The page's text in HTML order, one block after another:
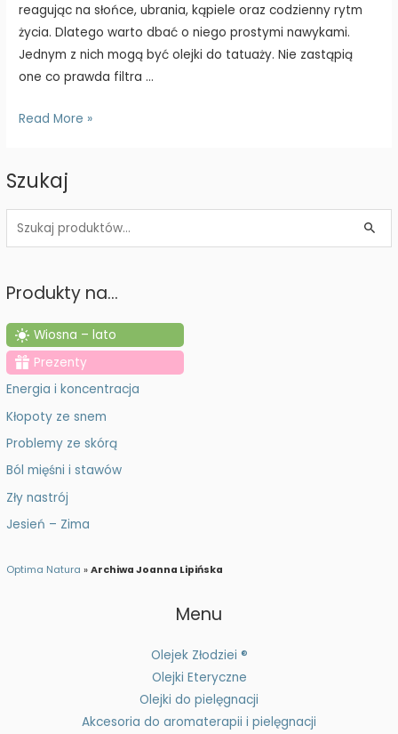
Optima Natura »Archiwa Joanna Lipińska
Szukaj
z
k
j
Produkty na…
Wiosna – lato
Prezenty
Energia i koncentracja
Kłopoty ze snem
Problemy ze skórą
Ból mięśni i stawów
Zły nastrój
Jesień – Zima
reagując na słońce, ubrania, kąpiele oraz codzienny rytm
życia. Dlatego warto dbać o niego prostymi nawykami.
Jednym z nich mogą być olejki do tatuaży. Nie zastąpią
one co prawda filtra …
Tatuaż
Jak
olejki
do
tatuaży
o
żeby
Twój
wzór
wyglądał
świeżo?
Read More »
Menu
Olejek Złodziei ®
Olejki Eteryczne
Olejki do pielęgnacji
Akcesoria do aromaterapii i pielęgnacji